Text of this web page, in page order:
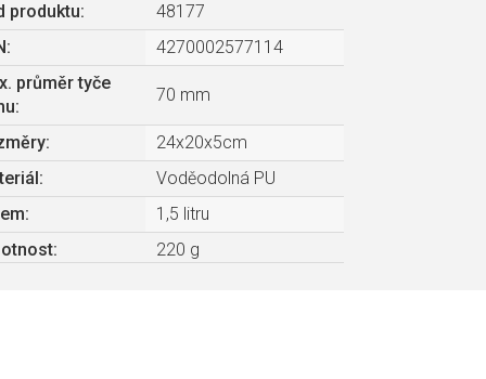
produktu:
48177
:
4270002577114
průměr tyče
:
70 mm
:
24x20x5cm
:
Voděodolná PU
:
1,5 litru
: 220 g